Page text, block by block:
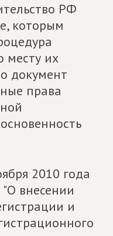
РФ
которым
месту их
документ
права
2010 года
внесении
и